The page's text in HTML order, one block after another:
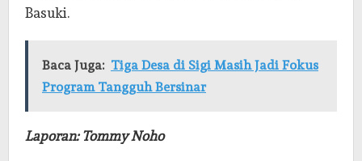
Basuki.
Baca Juga: Tiga Desa di Sigi Masih Jadi Fokus
Program Tangguh Bersinar
Laporan: Tommy Noho